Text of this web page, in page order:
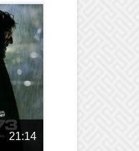
21:14